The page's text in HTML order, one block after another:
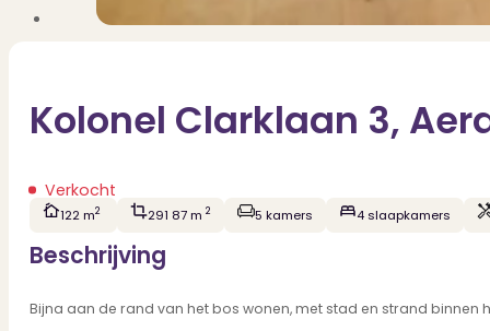
Kolonel Clarklaan 3,
Verkocht
122 m2 291 87 m2 5 kamers 4 slaapkamers
Beschrijving
Bijna aan de rand van het bos wonen, met stad en strand binnen